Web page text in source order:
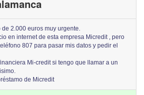
2.000 euros muy urgente.
en internet de esta empresa Micredit , pero
807 para pasar mis datos y pedir el
Mi-credit si tengo que llamar a un
de Micredit